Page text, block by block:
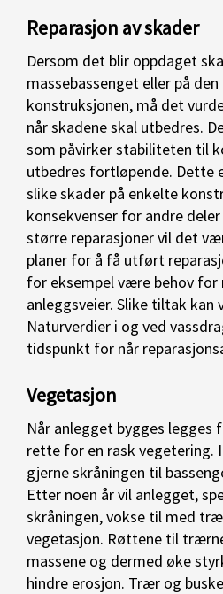
Reparasjon av skader
Dersom det blir oppdaget
massebassenget eller på
konstruksjonen, må det
når skadene skal utbedres.
som påvirker stabiliteten til
utbedres fortløpende. Dette
slike skader på enkelte
konsekvenser for andre
større reparasjoner vil det
planer for å få utført
for eksempel være behov
anleggsveier. Slike tiltak
Naturverdier i og ved
tidspunkt for når
Vegetasjon
Når anlegget bygges legges
rette for en rask vegetering.
gjerne skråningen til
Etter noen år vil anlegget,
skråningen, vokse til med
vegetasjon. Røttene til
massene og dermed øke
hindre erosjon. Trær og